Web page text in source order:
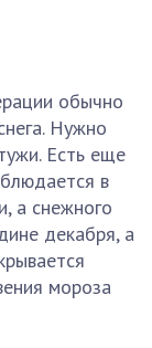
обычно
Нужно
Есть еще
в
а снежного
декабря, а
мороза